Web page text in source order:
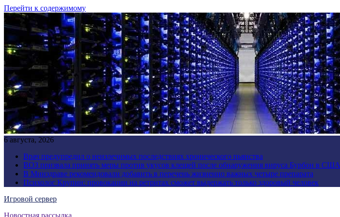
Перейти к содержимому
6 августа, 2026
Врач предупредил о неизлечимых последствиях хронического пьянства
ВОЗ призвала принять меры против укусов клещей после обнаружения вируса Бурбон в США
В Минздраве рекомендовали добавить в перечень жизненно важных четыре препарата
Психолог Крупин: провокации на ретритах сможет выдержать только здоровый человек
Игровой сервер
Новостная рассылка